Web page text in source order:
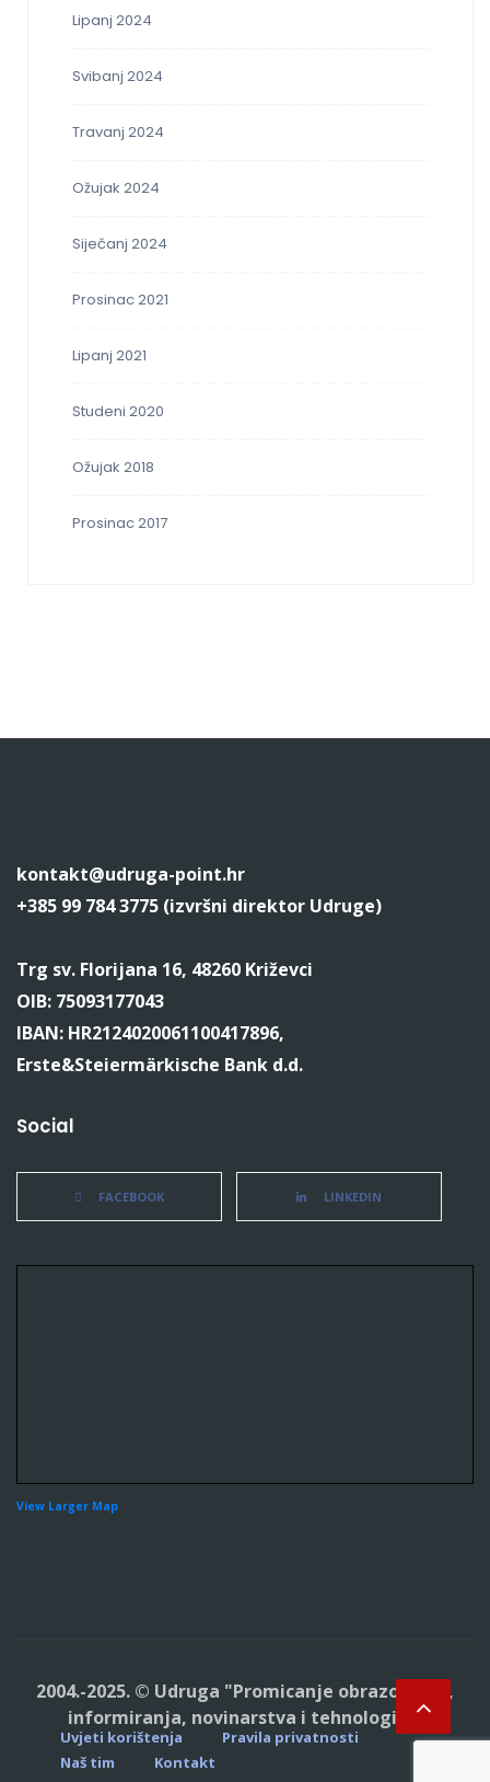
Lipanj 2024
Svibanj 2024
Travanj 2024
Ožujak 2024
Siječanj 2024
Prosinac 2021
Lipanj 2021
Studeni 2020
Ožujak 2018
Prosinac 2017
kontakt@udruga-point.hr
+385 99 784 3775 (izvršni direktor Udruge)
Trg sv. Florijana 16, 48260 Križevci
OIB: 75093177043
IBAN: HR2124020061100417896,
Erste&Steiermärkische Bank d.d.
Social
FACEBOOK LINKEDIN
View Larger Map
2004.-2025. © Udruga "Promicanje obrazovanja,
informiranja, novinarstva i tehnologija"
Uvjeti korištenja
Pravila privatnosti
Naš tim
Kontakt